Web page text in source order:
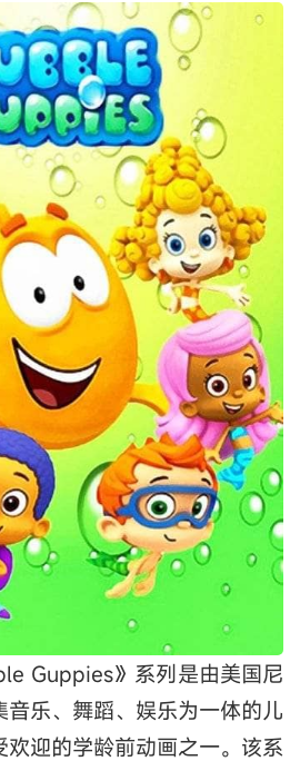
Guppies》系列是由美国尼
乐、舞蹈、娱乐为一体的儿
迎的学龄前动画之一。该系